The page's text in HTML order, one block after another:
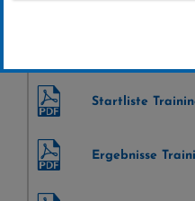
Startliste
Ergebnisse